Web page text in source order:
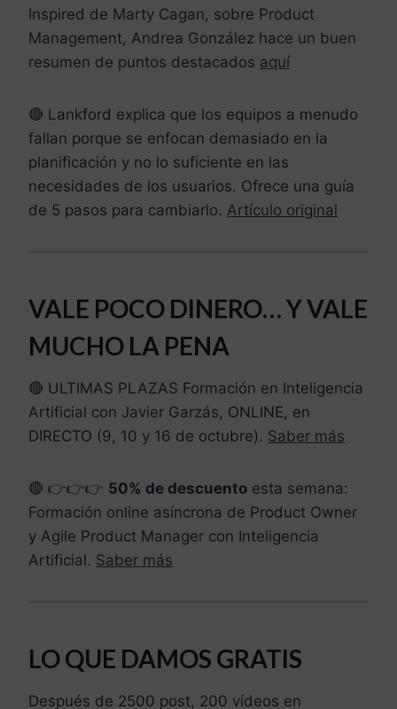
Inspired de Marty Cagan, sobre Product
Management, Andrea González hace un buen
resumen de puntos destacados aquí
🔴 Lankford explica que los equipos a menudo
fallan porque se enfocan demasiado en la
planificación y no lo suficiente en las
necesidades de los usuarios. Ofrece una guía
de 5 pasos para cambiarlo. Artículo original
VALE POCO DINERO… Y VALE
MUCHO LA PENA
🔴 ULTIMAS PLAZAS Formación en Inteligencia
Artificial con Javier Garzás, ONLINE, en
DIRECTO (9, 10 y 16 de octubre). Saber más
🔴 👉👉👉 50% de descuento esta semana:
Formación online asíncrona de Product Owner
y Agile Product Manager con Inteligencia
Artificial. Saber más
LO QUE DAMOS GRATIS
Después de 2500 post, 200 vídeos en